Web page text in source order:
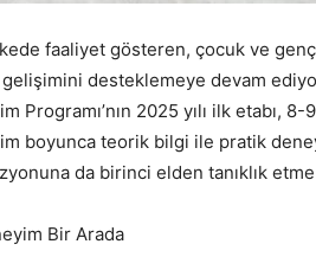
faaliyet gösteren, çocuk ve genç
desteklemeye devam
Programı’nın 2025 yılı ilk etabı,
boyunca teorik bilgi ile pratik
da birinci elden tanıklık etme
Bir Arada